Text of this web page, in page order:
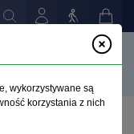
wykorzystywane są
korzystania z nich